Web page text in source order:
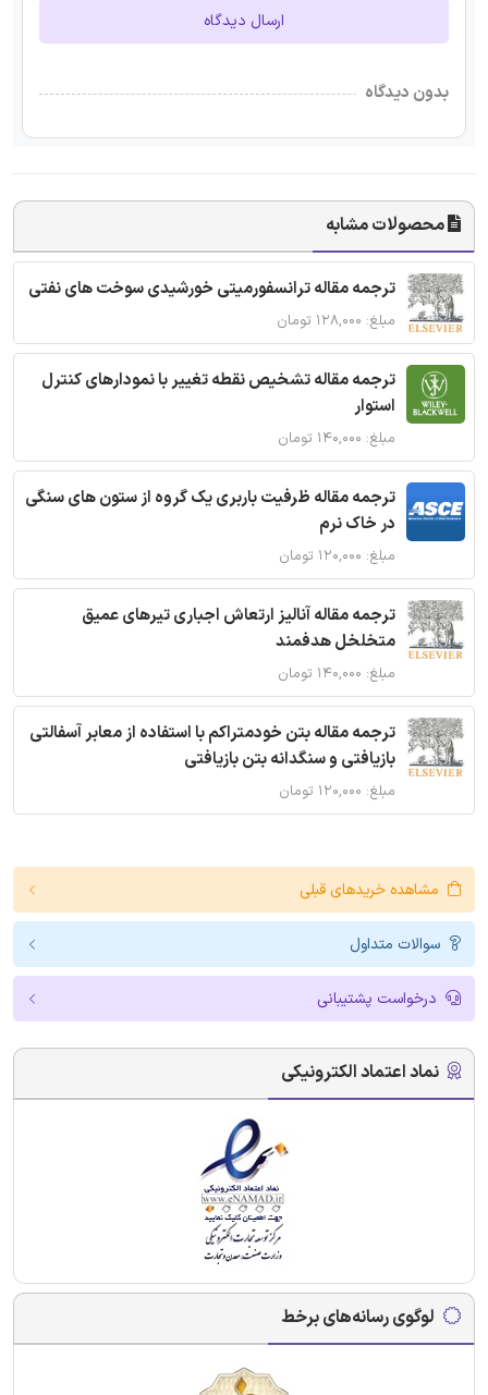
ارسال دیدگاه
بدون دیدگاه
محصولات مشابه
ترجمه مقاله ترانسفورمیتی خورشیدی سوخت های نفتی
مبلغ: ۱۲۸,۰۰۰ تومان
ترجمه مقاله تشخیص نقطه تغییر با نمودارهای کنترل
استوار
مبلغ: ۱۴۰,۰۰۰ تومان
ترجمه مقاله ظرفیت باربری یک گروه از ستون های سنگی
در خاک نرم
مبلغ: ۱۲۰,۰۰۰ تومان
ترجمه مقاله آنالیز ارتعاش اجباری تیرهای عمیق
متخلخل هدفمند
مبلغ: ۱۴۰,۰۰۰ تومان
ترجمه مقاله بتن خودمتراکم با استفاده از معابر آسفالتی
بازیافتی و سنگدانه بتن بازیافتی
مبلغ: ۱۲۰,۰۰۰ تومان
مشاهده خریدهای قبلی
سوالات متداول
درخواست پشتیبانی
نماد اعتماد الکترونیکی
لوگوی رسانه‌های برخط